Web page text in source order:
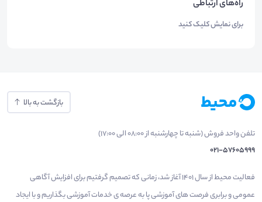
راه‌های ارتباطی
برای نمایش کلیک کنید
بازگشت به بالا
تلفن واحد فروش (شنبه تا چهارشنبه از 08:00 الی 17:00)
021-57605999
فعالیت محیط از سال 1401 آغاز شد، زمانی که تصمیم گرفتیم برای افزایش آگاهی
عمومی و برابری فرصت های آموزشی پا به عرصه ی خدمات آموزشی بگذاریم و با ایجاد